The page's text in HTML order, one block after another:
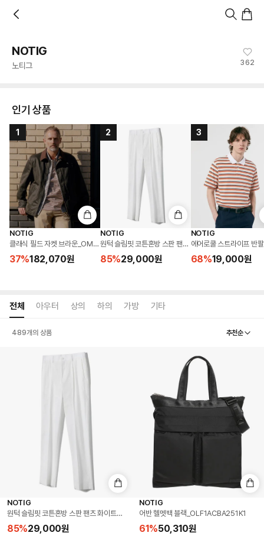
앱 열기
NOTIG
노티그 362
인기 상품
1
NOTIG
클래식 필드 자켓 브라운_OMP1JPUF101W1
37%182,070원
2
NOTIG
원턱 슬림핏 코튼혼방 스판 팬츠 화이트
85%29,000원
3
NOTIG
에어로쿨 스트라이프 반
68%19,000원
전체 아우터 상의 하의 가방 기타
489개의 상품 추천순
NOTIG
원턱 슬림핏 코튼혼방 스판 팬츠 화이트_OKG1PTLP195A1
85%29,000원
NOTIG
어반 헬멧백 블랙_OLF1ACBA251K1
61 %50,310원